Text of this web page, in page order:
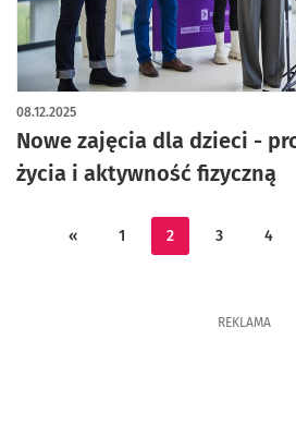
Nowe zajęcia dla dzieci -
życia i aktywność fizyczną
08.12.2025
artykuł z galerią zdjęć
« 1 2 3 4
REKLAMA